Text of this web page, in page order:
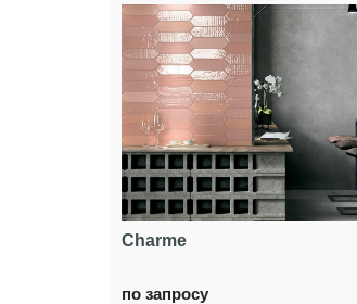
Charme
по запросу